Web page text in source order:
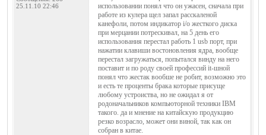
25.11.10 22:46
использовании понял что он ужасен, сначала при
работе из кулера щел запал расскаленой
канефоли, потом индикатор i/o жесткого диска
при мерцании потрескивал, на 5 день его
использования перестал работь 1 usb порт, при
нажатии клавиши востоновления ядра, вообще
перестал загружаться, попытался винду на него
поставит и по роду своей профессий it-шной
понял что жестак вообше не робит, возможно это
и есть те проценты брака которые присуще
любому устроиства, но не ожидал я от
родоначальников компьюторной техники IBM
такого. да и мнение на китайскую продукцию
резко возрасло, может они виной, так как он
собран в китае.